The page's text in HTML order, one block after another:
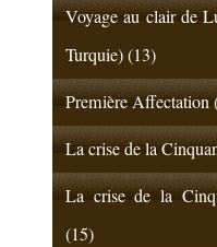
Voyage au clair de
Turquie) (13)
Première Affectation
La crise de la
La crise de la
(15)